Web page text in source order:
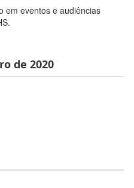
em eventos e audiências
de 2020